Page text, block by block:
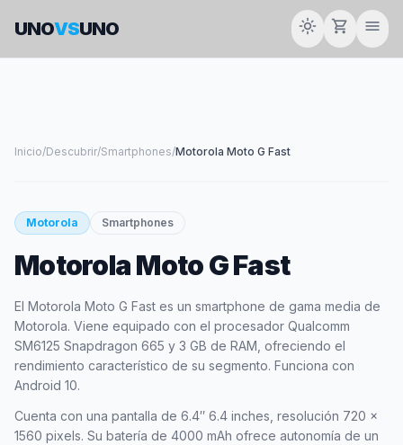
UNOVSUNO light_mode shopping_cart menu
Inicio/Descubrir/Smartphones/Motorola Moto G Fast
smartphone
MOTOROLA
Motorola Smartphones
Motorola Moto G Fast
El Motorola Moto G Fast es un smartphone de gama media de
Motorola. Viene equipado con el procesador Qualcomm
SM6125 Snapdragon 665 y 3 GB de RAM, ofreciendo el
rendimiento característico de su segmento. Funciona con
Android 10.
Cuenta con una pantalla de 6.4″ 6.4 inches, resolución 720 x
1560 pixels. Su batería de 4000 mAh ofrece autonomía de un